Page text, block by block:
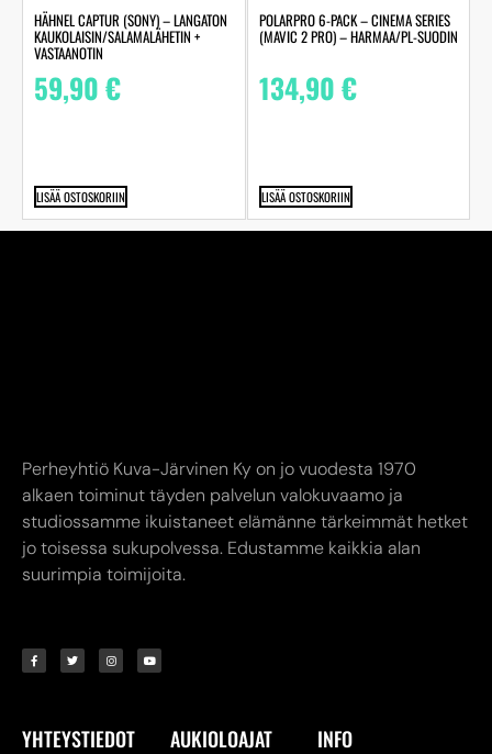
HÄHNEL CAPTUR (SONY) – LANGATON
KAUKOLAISIN/SALAMALÄHETIN +
VASTAANOTIN
59,90€
LISÄÄ OSTOSKORIIN
POLARPRO 6-PACK – CINEMA SERIES
(MAVIC 2 PRO) – HARMAA/PL-SUODIN
134,90€
LISÄÄ OSTOSKORIIN
Perheyhtiö Kuva-Järvinen Ky on jo vuodesta 1970
alkaen toiminut täyden palvelun valokuvaamo ja
studiossamme ikuistaneet elämänne tärkeimmät hetket
jo toisessa sukupolvessa. Edustamme kaikkia alan
suurimpia toimijoita.
YHTEYSTIEDOT AUKIOLOAJAT INFO